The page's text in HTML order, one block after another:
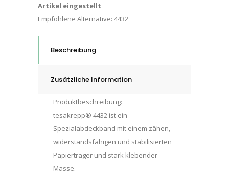
Artikel eingestellt
Empfohlene Alternative: 4432
Beschreibung
Zusätzliche Information
Produktbeschreibung:
tesakrepp® 4432 ist ein
Spezialabdeckband mit einem zähen,
widerstandsfähigen und stabilisierten
Papierträger und stark klebender
Masse.